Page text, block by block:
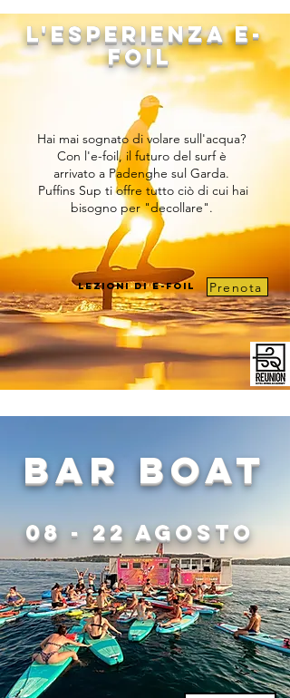
L'Esperienza E-
foil
Hai mai sognato di volare sull'acqua?
Con l'e-foil, il futuro del surf è
arrivato a Padenghe sul Garda.
Puffins Sup ti offre tutto ciò di cui hai
bisogno per "decollare".
Prenota
Lezioni di E-foil
bar boat
08 - 22 agosto